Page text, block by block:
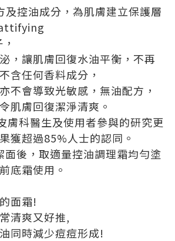
及控油成分，為肌膚建立保護層
，讓肌膚回復水油平衡，不再
含任何香料成分，
不會導致光敏感，無油配方，
肌膚回復潔淨清爽。
膚科醫生及使用者參與的研究更
獲超過85%人士的認同。
面後，取適量控油調理霜均勻塗
底霜使用。
面霜!
清爽又好推,
同時減少痘痘形成!